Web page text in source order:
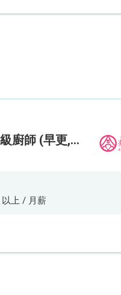
華御結高級廚師 (早更,中央廚房)*底薪可達20k* (5天工作週)
以上 / 月薪